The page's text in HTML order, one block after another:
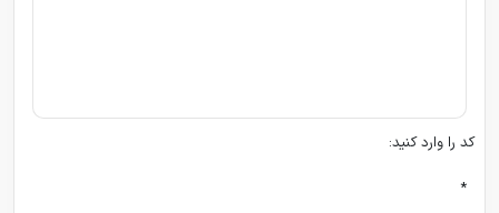
کد را وارد کنید:
*